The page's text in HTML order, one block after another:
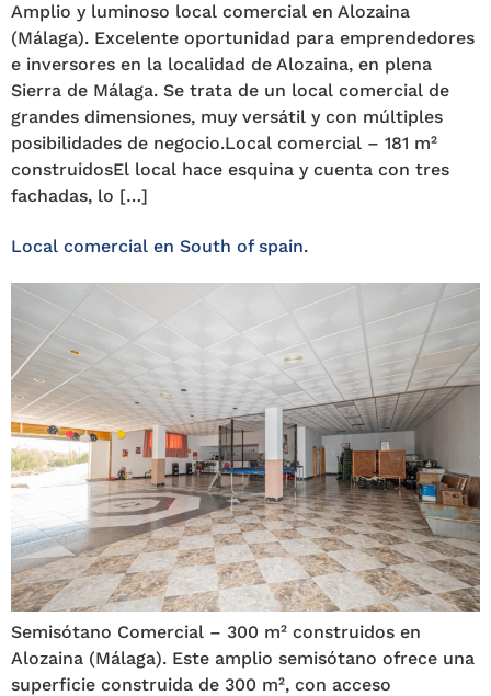
Amplio y luminoso local comercial en Alozaina
(Málaga). Excelente oportunidad para emprendedores
e inversores en la localidad de Alozaina, en plena
Sierra de Málaga. Se trata de un local comercial de
grandes dimensiones, muy versátil y con múltiples
posibilidades de negocio.Local comercial – 181 m²
construidosEl local hace esquina y cuenta con tres
fachadas, lo […]
Local comercial en South of spain.
Semisótano Comercial – 300 m² construidos en
Alozaina (Málaga). Este amplio semisótano ofrece una
superficie construida de 300 m², con acceso